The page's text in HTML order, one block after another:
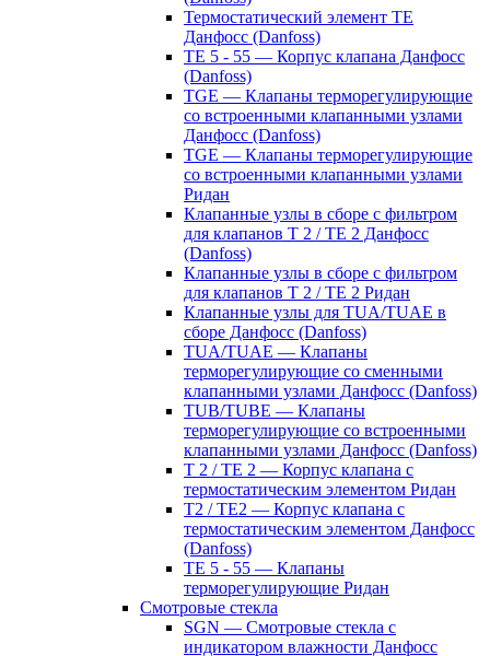
Термостатический элемент TE
Данфосс (Danfoss)
TE 5 - 55 — Корпус клапана Данфосс
(Danfoss)
TGE — Клапаны терморегулирующие
со встроенными клапанными узлами
Данфосс (Danfoss)
TGE — Клапаны терморегулирующие
со встроенными клапанными узлами
Ридан
Клапанные узлы в сборе с фильтром
для клапанов T 2 / TE 2 Данфосс
(Danfoss)
Клапанные узлы в сборе с фильтром
для клапанов T 2 / TE 2 Ридан
Клапанные узлы для TUA/TUAE в
сборе Данфосс (Danfoss)
TUA/TUAE — Клапаны
терморегулирующие со сменными
клапанными узлами Данфосс (Danfoss)
TUB/TUBE — Клапаны
терморегулирующие со встроенными
клапанными узлами Данфосс (Danfoss)
T 2 / TE 2 — Корпус клапана с
термостатическим элементом Ридан
T2 / TE2 — Корпус клапана с
термостатическим элементом Данфосс
(Danfoss)
TE 5 - 55 — Клапаны
терморегулирующие Ридан
Смотровые стекла
SGN — Смотровые стекла с
индикатором влажности Данфосс